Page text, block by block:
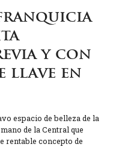
franquicia
y con
llave en
espacio de belleza de la
de la Central que
rentable concepto de